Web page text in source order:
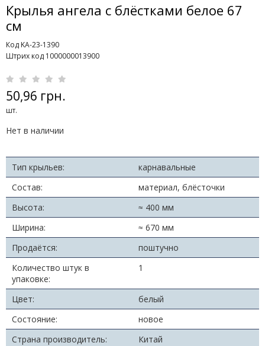
Крылья ангела с блёстками белое 67
см
Код KA-23-1390
Штрих код 1000000013900
50,96 грн.
шт.
Нет в наличии
Тип крыльев:
карнавальные
Состав:
материал, блёсточки
Высота:
≈ 400 мм
Ширина:
≈ 670 мм
Продаётся:
поштучно
Количество штук в
упаковке:
1
Цвет:
белый
Состояние:
новое
Страна производитель:
Китай